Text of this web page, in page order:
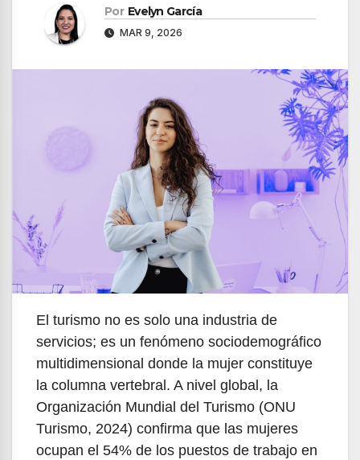
Por Evelyn García
MAR 9, 2026
El turismo no es solo una industria de
servicios; es un fenómeno sociodemográfico
multidimensional donde la mujer constituye
la columna vertebral. A nivel global, la
Organización Mundial del Turismo (ONU
Turismo, 2024) confirma que las mujeres
ocupan el 54% de los puestos de trabajo en